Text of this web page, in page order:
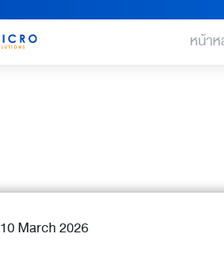
หน้า
10 March 2026